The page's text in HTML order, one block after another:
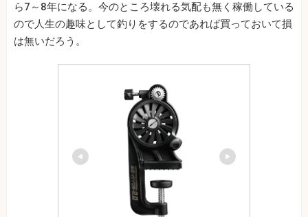
ら7～8年になる。今のところ壊れる気配も無く稼働している
ので人生の趣味として釣りをするのであれば買っておいて損
は無いだろう。